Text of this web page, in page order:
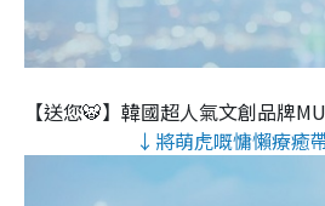
【送您🐯】韓國超人氣文創品牌
↓將萌虎嘅慵懶療癒